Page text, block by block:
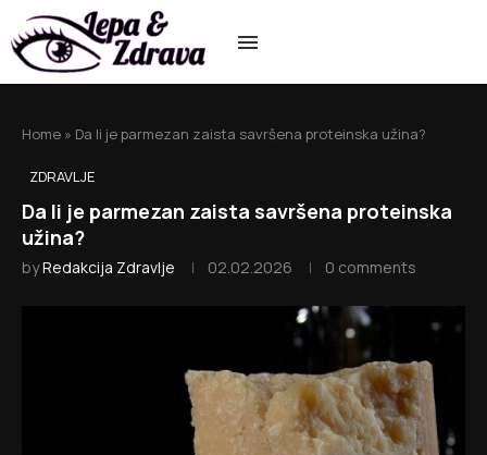
Home » Da li je parmezan zaista savršena proteinska užina?
ZDRAVLJE
Da li je parmezan zaista savršena proteinska
užina?
byRedakcija Zdravlje 02.02.2026 0 comments